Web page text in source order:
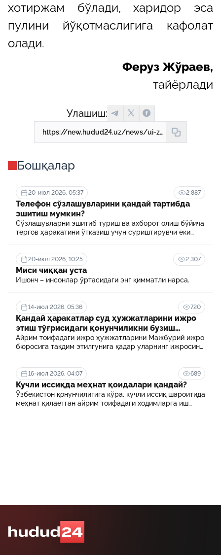
хотиржам бўлади, харидор эса
пулини йўқотмаслигига кафолат
олади.
Феруз Жўраев,
тайёрлади
Улашиш:
https://new.hudud24.uz/news/ui-zhoi-kharidida-aldanib-kolmaslik-uchun-nimalarga-etibor-berish-kerak-mukhim-6-savolga-zhavob
Бошқалар
20-июл 2026, 05:37 2 887
Телефон сўзлашувларини қандай тартибда
эшитиш мумкин?
Сўзлашувларни эшитиб туриш ва ахборот олиш бўйича
тергов ҳаракатини ўтказиш учун суриштирувчи ёки
20-июл 2026, 10:25 2 307
Миси чиққан уста
Ишонч – инсонлар ўртасидаги энг қимматли нарса.
14-июл 2026, 05:36 720
Қандай ҳаракатлар суд ҳужжатларини ижро
этиш тўғрисидаги қонунчиликни бузиш
ҳисобланади? 5 муҳим факт
Айрим тоифадаги ижро ҳужжатларини Мажбурий ижро
бюросига тақдим этилгунига қадар уларнинг ижросини
16-июл 2026, 04:07 689
Кучли иссиқда меҳнат қоидалари қандай?
Ўзбекистон қонунчилигига кўра, кучли иссиқ шароитида
меҳнат қилаётган айрим тоифадаги ходимларга иш